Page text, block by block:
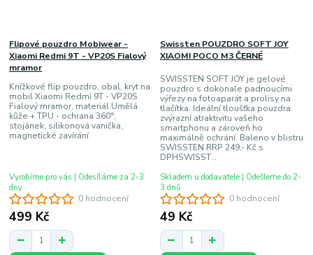
0 hodnocení
Flipové pouzdro Mobiwear -
Xiaomi Redmi 9T - VP20S Fialový
mramor
Knížkové flip pouzdro, obal, kryt na
mobil Xiaomi Redmi 9T - VP20S
Fialový mramor, materiál Umělá
kůže + TPU - ochrana 360°,
stojánek, silikonová vanička,
magnetické zavírání
499 Kč
Vyrobíme pro vás | Odesíláme za 2-3
dny
0 hodnocení
Swissten POUZDRO SOFT JOY
XIAOMI POCO M3 ČERNÉ
SWISSTEN SOFT JOY je gelové
pouzdro s dokonale padnoucími
výřezy na fotoaparát a prolisy na
tlačítka. Ideální tloušťka pouzdra
zvýrazní atraktivitu vašeho
smartphonu a zároveň ho
maximálně ochrání. Baleno v blistru
SWISSTEN RRP 249,- Kč s
DPHSWISST...
49 Kč
Skladem u dodavatele | Odešleme do 2-
3 dnů